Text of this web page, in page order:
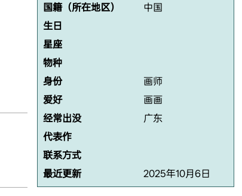
国籍（所在地区）
中国
生日
星座
物种
身份
画师
爱好
画画
经常出没
广东
代表作
联系方式
最近更新
2025年10月6日